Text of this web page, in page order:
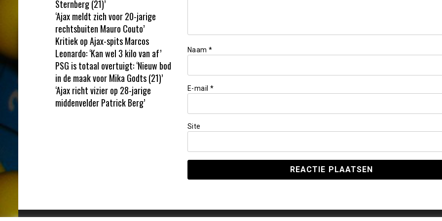
Naam *
E-mail *
Site
Sternberg (21)’
‘Ajax meldt zich voor 20-jarige
rechtsbuiten Mauro Couto’
Kritiek op Ajax-spits Marcos
Leonardo: ‘Kan wel 3 kilo van af’
PSG is totaal overtuigt: ‘Nieuw bod
in de maak voor Mika Godts (21)’
‘Ajax richt vizier op 28-jarige
middenvelder Patrick Berg’